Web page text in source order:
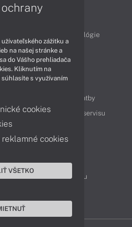
Technológie
Videá
Obsah
Možnosti doručenia a platby
Servisné služby Cenník servisu
Kontakty
Obchodné oddelenie
Reklamácia tovaru
zážitku a
na našej stránke a
do Vášho prehliadača
Kliknutím na
súhlasíte s využívaním
cookies
cookies
VŠETKO